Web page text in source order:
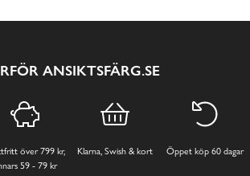
ANSIKTSFÄRG.SE
över 799 kr,
59 - 79 kr
Klarna, Swish & kort Öppet köp 60 dagar